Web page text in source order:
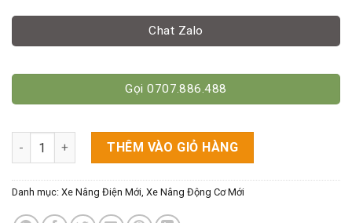
Chat Zalo
Gọi 0707.886.488
Xe Nâng Điện Tải Trọng 1.5 Tấn Cao 3m Hiệu Mitsubishi số
THÊM VÀO GIỎ HÀNG
Danh mục: Xe Nâng Điện Mới, Xe Nâng Động Cơ Mới